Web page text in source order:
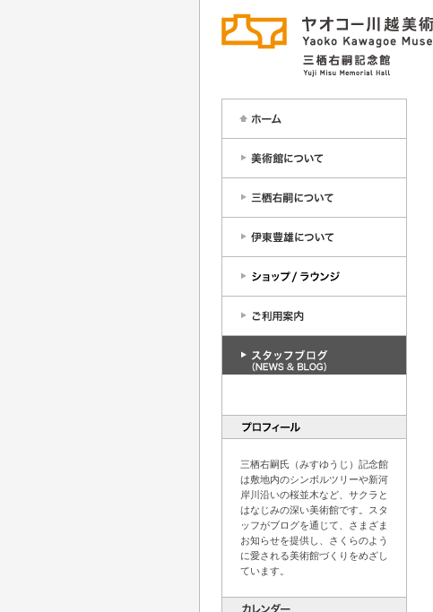
三栖右嗣氏（みすゆうじ）記念館
は敷地内のシンボルツリーや新河
岸川沿いの桜並木など、サクラと
はなじみの深い美術館です。スタ
ッフがブログを通じて、さまざま
お知らせを提供し、さくらのよう
に愛される美術館づくりをめざし
ています。